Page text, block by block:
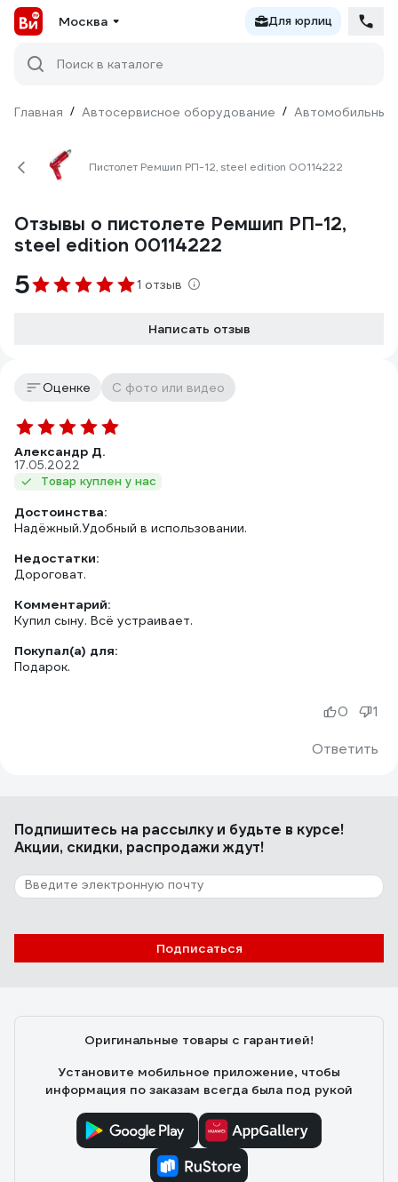
Москва Для юрлиц
Поиск в каталоге
Главная / Автосервисное оборудование / Автомобильные
Пистолет Ремшип РП-12, steel edition 00114222
Отзывы о пистолете Ремшип РП-12,
steel edition 00114222
5 1 отзыв
Написать отзыв
Оценке С фото или видео
Александр Д.
17.05.2022
Товар куплен у нас
Достоинства:
Надёжный.Удобный в использовании.
Недостатки:
Дороговат.
Комментарий:
Купил сыну. Всё устраивает.
Покупал(а) для:
Подарок.
Ответить
0 1
Подпишитесь на рассылкуи будьте в курсе!
Акции, скидки, распродажи ждут!
Подписаться
Оригинальные товары с гарантией!
Установите мобильное приложение, чтобы
информация по заказам всегда была под рукой